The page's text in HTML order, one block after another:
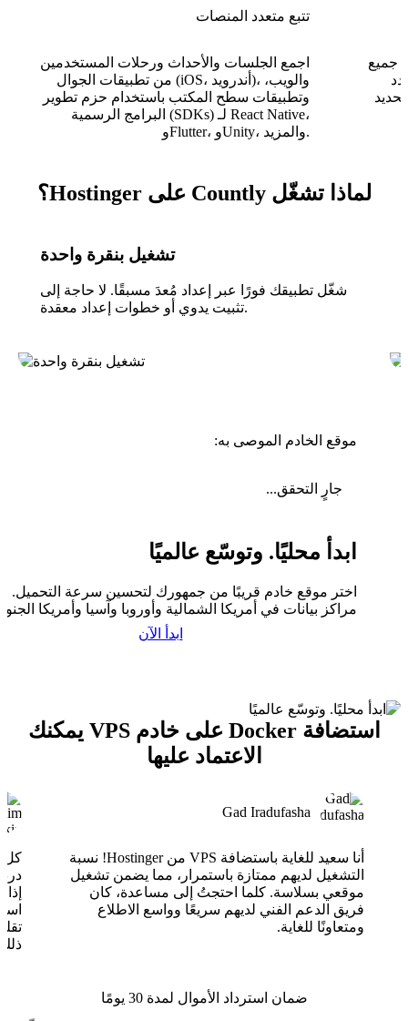
تتبع متعدد المنصات
اجمع الجلسات والأحداث ورحلات المستخدمين
من تطبيقات الجوال (iOS، أندرويد)، والويب،
وتطبيقات سطح المكتب باستخدام حزم تطوير
البرامج الرسمية (SDKs) لـ React Native،
وFlutter، وUnity، والمزيد.
جميع
لماذا تشغّل Countly على Hostinger؟
تشغيل بنقرة واحدة
شغّل تطبيقك فورًا عبر إعداد مُعدَ مسبقًا. لا حاجة إلى
تثبيت يدوي أو خطوات إعداد معقدة.
موقع الخادم الموصى به:
جارٍ التحقق...
ابدأ محليًا. وتوسّع عالميًا
اختر موقع خادم قريبًا من جمهورك لتحسين سرعة التحميل.
مراكز بيانات في أمريكا الشمالية وأوروبا وآسيا وأمريكا
ابدأ الآن
استضافة Docker على خادم VPS يمكنك
الاعتماد عليها
Gad Iradufasha
أنا سعيد للغاية باستضافة VPS من Hostinger! نسبة
التشغيل لديهم ممتازة باستمرار، مما يضمن تشغيل
موقعي بسلاسة. كلما احتجتُ إلى مساعدة، كان
فريق الدعم الفني لديهم سريعًا وواسع الاطلاع
ومتعاونًا للغاية.
ضمان استرداد الأموال لمدة 30 يومًا